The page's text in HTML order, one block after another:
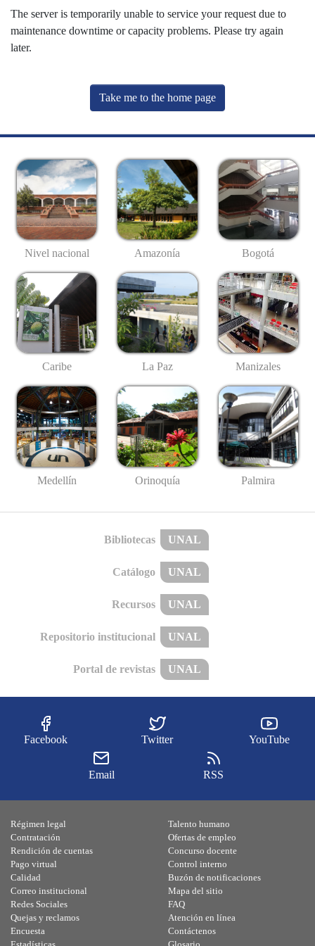
The server is temporarily unable to service your request due to
maintenance downtime or capacity problems. Please try again
later.
Take me to the home page
Nivel nacional Amazonía Bogotá
Caribe La Paz Manizales
Medellín Orinoquía Palmira
Bibliotecas UNAL
Catálogo UNAL
Recursos UNAL
Repositorio institucional UNAL
Portal de revistas UNAL
Facebook Twitter YouTube
Email RSS
Régimen legal
Contratación
Rendición de cuentas
Pago virtual
Calidad
Talento humano
Ofertas de empleo
Concurso docente
Control interno
Buzón de notificaciones
Correo institucional
Redes Sociales
Quejas y reclamos
Encuesta
Mapa del sitio
FAQ
Atención en línea
Contáctenos